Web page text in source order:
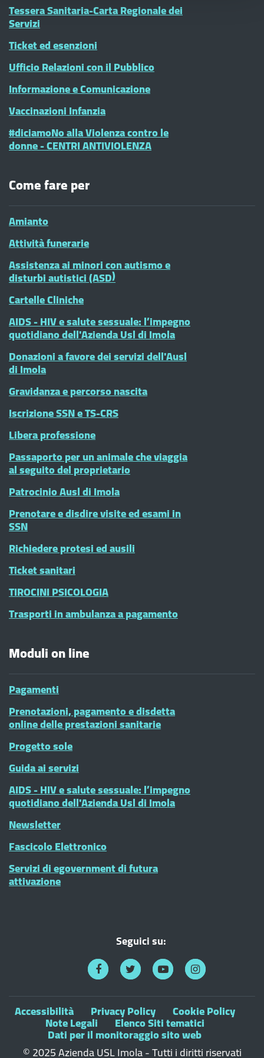
Tessera Sanitaria-Carta Regionale dei
Servizi
Ticket ed esenzioni
Ufficio Relazioni con il Pubblico
Informazione e Comunicazione
Vaccinazioni Infanzia
#diciamoNo alla Violenza contro le
donne - CENTRI ANTIVIOLENZA
Come fare per
Amianto
Attività funerarie
Assistenza ai minori con autismo e
disturbi autistici (ASD)
Cartelle Cliniche
AIDS - HIV e salute sessuale: l’impegno
quotidiano dell'Azienda Usl di Imola
Donazioni a favore dei servizi dell'Ausl
di Imola
Gravidanza e percorso nascita
Iscrizione SSN e TS-CRS
Libera professione
Passaporto per un animale che viaggia
al seguito del proprietario
Patrocinio Ausl di Imola
Prenotare e disdire visite ed esami in
SSN
Richiedere protesi ed ausili
Ticket sanitari
TIROCINI PSICOLOGIA
Trasporti in ambulanza a pagamento
Moduli on line
Pagamenti
Prenotazioni, pagamento e disdetta
online delle prestazioni sanitarie
Progetto sole
Guida ai servizi
AIDS - HIV e salute sessuale: l’impegno
quotidiano dell'Azienda Usl di Imola
Newsletter
Fascicolo Elettronico
Servizi di egovernment di futura
attivazione
Seguici su:
Accessibilità Privacy Policy Cookie Policy
Note Legali Elenco Siti tematici
Dati per il monitoraggio sito web
© 2025 Azienda USL Imola - Tutti i diritti riservati